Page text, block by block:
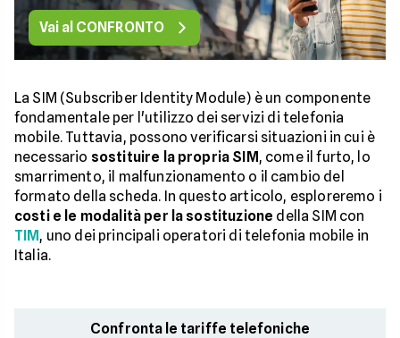
Vai al CONFRONTO
La SIM (Subscriber Identity Module) è un componente
fondamentale per l'utilizzo dei servizi di telefonia
mobile. Tuttavia, possono verificarsi situazioni in cui è
necessario sostituire la propria SIM, come il furto, lo
smarrimento, il malfunzionamento o il cambio del
formato della scheda. In questo articolo, esploreremo i
costi e le modalità per la sostituzione della SIM con
TIM, uno dei principali operatori di telefonia mobile in
Italia.
Confronta le tariffe telefoniche